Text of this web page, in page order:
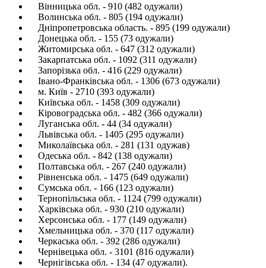
Вінницька обл. - 910 (482 одужали)
Волинська обл. - 805 (194 одужали)
Дніпропетровська область. - 895 (199 одужали)
Донецька обл. - 155 (73 одужали)
Житомирська обл. - 647 (312 одужали)
Закарпатська обл. - 1092 (311 одужали)
Запорізька обл. - 416 (229 одужали)
Івано-Франківська обл. - 1306 (673 одужали)
м. Київ - 2710 (393 одужали)
Київська обл. - 1458 (309 одужали)
Кіровоградська обл. - 482 (366 одужали)
Луганська обл. - 44 (34 одужали)
Львівська обл. - 1405 (295 одужали)
Миколаївська обл. - 281 (131 одужав)
Одеська обл. - 842 (138 одужали)
Полтавська обл. - 267 (240 одужали)
Рівненська обл. - 1475 (649 одужали)
Сумська обл. - 166 (123 одужали)
Тернопільська обл. - 1124 (799 одужали)
Харківська обл. - 930 (210 одужали)
Херсонська обл. - 177 (149 одужали)
Хмельницька обл. - 370 (117 одужали)
Черкаська обл. - 392 (286 одужали)
Чернівецька обл. - 3101 (816 одужали)
Чернігівська обл. - 134 (47 одужали).